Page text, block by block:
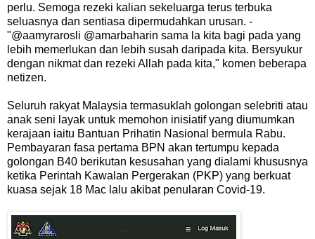
perlu. Semoga rezeki kalian sekeluarga terus terbuka
seluasnya dan sentiasa dipermudahkan urusan. -
"@aamyrarosli @amarbaharin sama la kita bagi pada yang
lebih memerlukan dan lebih susah daripada kita. Bersyukur
dengan nikmat dan rezeki Allah pada kita," komen beberapa
netizen.
Seluruh rakyat Malaysia termasuklah golongan selebriti atau
anak seni layak untuk memohon inisiatif yang diumumkan
kerajaan iaitu Bantuan Prihatin Nasional bermula Rabu.
Pembayaran fasa pertama BPN akan tertumpu kepada
golongan B40 berikutan kesusahan yang dialami khususnya
ketika Perintah Kawalan Pergerakan (PKP) yang berkuat
kuasa sejak 18 Mac lalu akibat penularan Covid-19.